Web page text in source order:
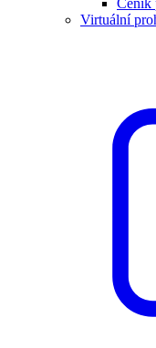
Ceník
Virtuální